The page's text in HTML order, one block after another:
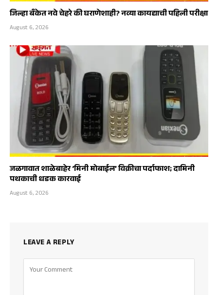
जिल्हा बँकेत नवे चेहरे की घराणेशाही? नव्या कायद्याची पहिली परीक्षा
August 6, 2026
जळगावात शाळेबाहेर ‘मिनी मोबाईल’ विक्रीचा पर्दाफाश; दामिनी
पथकाची धडक कारवाई
August 6, 2026
LEAVE A REPLY